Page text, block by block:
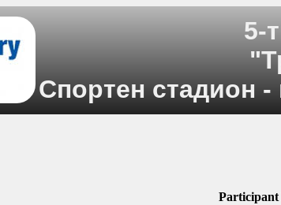
5-
Спортен стадион -